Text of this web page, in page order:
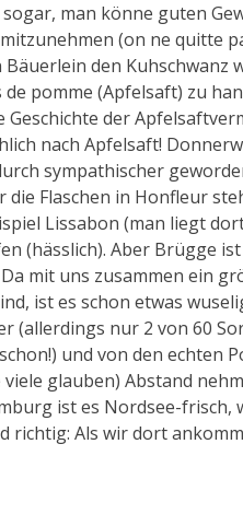
man könne guten
(on ne quitte
Bäuerlein den Kuhschwanz
pomme (Apfelsaft) zu
Geschichte der
nach Apfelsaft!
sympathischer
Flaschen in Honfleur
Lissabon (man liegt
(hässlich). Aber Brügge
mit uns zusammen ein
ist es schon etwas
(allerdings nur 2 von 60
und von den echten
glauben) Abstand
ist es Nordsee-frisch,
richtig: Als wir dort